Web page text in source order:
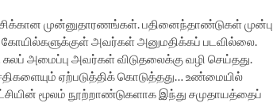
முன்னுதாரணங்கள். பதினைந்தாண்டுகள் முன்பு
அவர்கள் அனுமதிக்கப் படவில்லை.
அமைப்பு அவர்கள் விடுதலைக்கு வழி செய்தது.
ஏற்படுத்திக் கொடுத்தது… உண்மையில்
மூலம் நூற்றாண்டுகளாக இந்து சமுதாயத்தைப்